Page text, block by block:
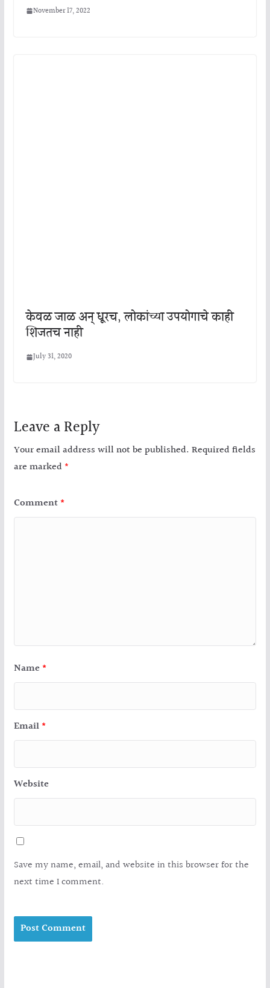
November 17, 2022
केवळ जाळ अन् धूरच, लोकांच्या उपयोगाचे काही
शिजतच नाही
July 31, 2020
Leave a Reply
Your email address will not be published. Required fields
are marked *
Comment *
Name *
Email *
Website
Save my name, email, and website in this browser for the
next time I comment.